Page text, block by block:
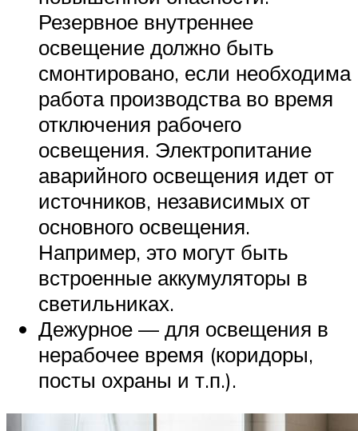
Резервное внутреннее
освещение должно быть
смонтировано, если необходима
работа производства во время
отключения рабочего
освещения. Электропитание
аварийного освещения идет от
источников, независимых от
основного освещения.
Например, это могут быть
встроенные аккумуляторы в
светильниках.
Дежурное — для освещения в
нерабочее время (коридоры,
посты охраны и т.п.).